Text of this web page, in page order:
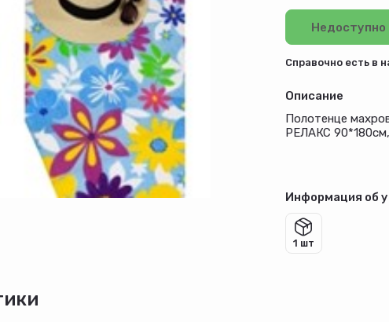
Недоступно
Cправочно есть в
Описание
Полотенце
РЕЛАКС
Информация об
1 шт